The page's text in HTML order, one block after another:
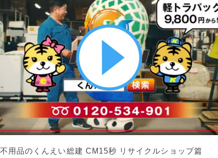
不用品のくんえい総建 CM15秒 リサイクルショップ篇